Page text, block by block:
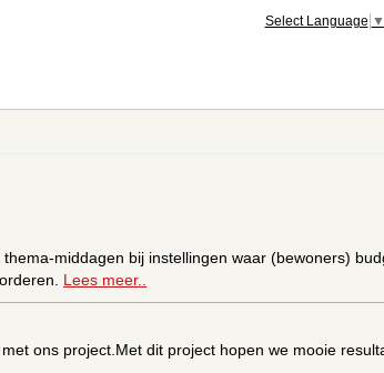
Select Language ▼
middagen bij instellingen waar (bewoners)
Lees meer..
ons project.Met dit project hopen we mooie